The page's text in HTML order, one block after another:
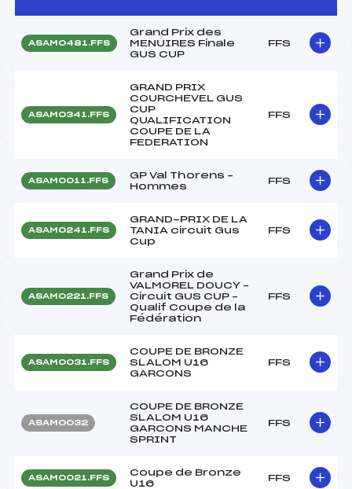
ASAM0481.FFS
Grand Prix des
MENUIRES Finale
GUS CUP
FFS
ASAM0341.FFS
GRAND PRIX
COURCHEVEL GUS
CUP
QUALIFICATION
COUPE DE LA
FEDERATION
FFS
ASAM0011.FFS
GP Val Thorens –
Hommes
FFS
ASAM0241.FFS
GRAND-PRIX DE LA
TANIA circuit Gus
Cup
FFS
ASAM0221.FFS
Grand Prix de
VALMOREL DOUCY –
Circuit GUS CUP –
Qualif Coupe de la
Fédération
FFS
ASAM0031.FFS
COUPE DE BRONZE
SLALOM U16
GARCONS
FFS
ASAM0032
COUPE DE BRONZE
SLALOM U16
GARCONS MANCHE
SPRINT
FFS
ASAM0021.FFS
Coupe de Bronze
U16
FFS